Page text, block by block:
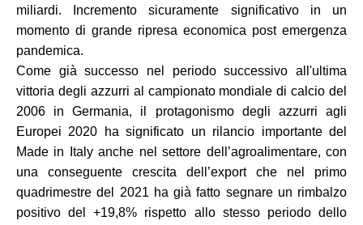
miliardi. Incremento sicuramente significativo in un
momento di grande ripresa economica post emergenza
pandemica.
Come già successo nel periodo successivo all'ultima
vittoria degli azzurri al campionato mondiale di calcio del
2006 in Germania, il protagonismo degli azzurri agli
Europei 2020 ha significato un rilancio importante del
Made in Italy anche nel settore dell’agroalimentare, con
una conseguente crescita dell’export che nel primo
quadrimestre del 2021 ha già fatto segnare un rimbalzo
positivo del +19,8% rispetto allo stesso periodo dello